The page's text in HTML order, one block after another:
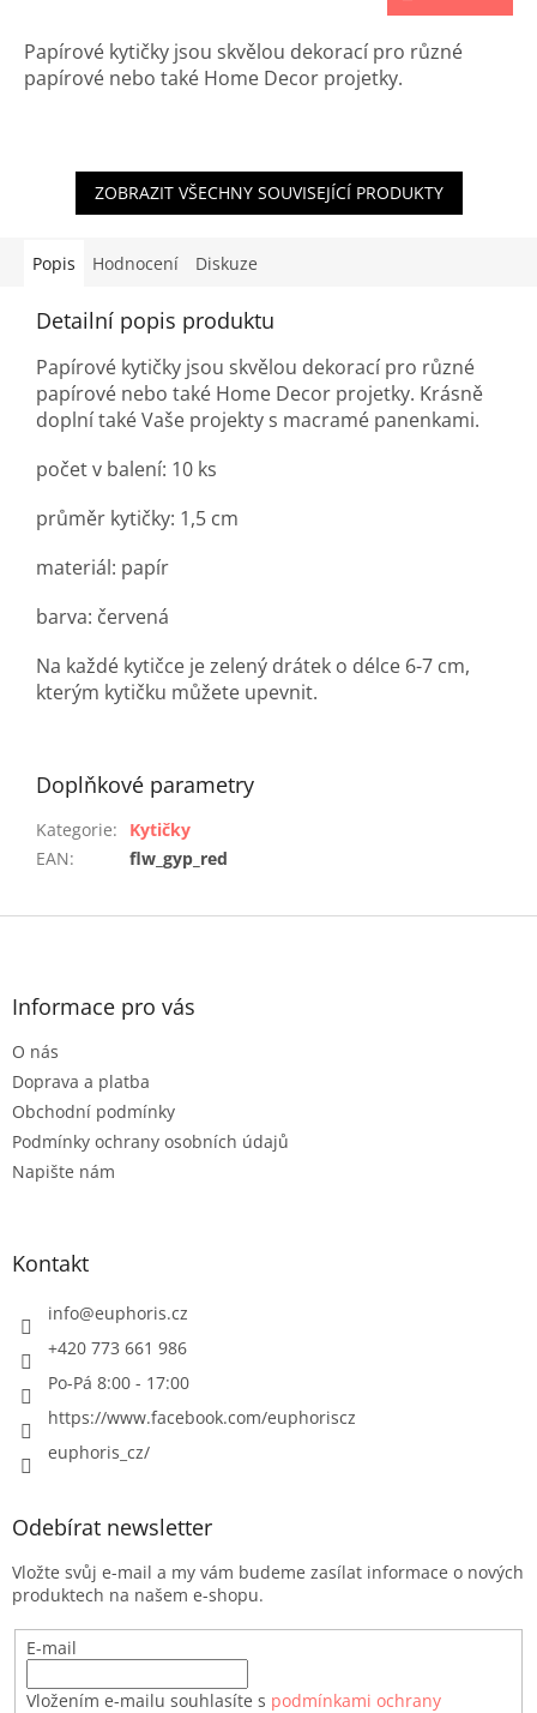
Papírové kytičky jsou skvělou dekorací pro různé
papírové nebo také Home Decor projetky.
ZOBRAZIT VŠECHNY SOUVISEJÍCÍ PRODUKTY
Popis Hodnocení Diskuze
Detailní popis produktu
Papírové kytičky jsou skvělou dekorací pro různé
papírové nebo také Home Decor projetky. Krásně
doplní také Vaše projekty s macramé panenkami.
počet v balení: 10 ks
průměr kytičky: 1,5 cm
materiál: papír
barva: červená
Na každé kytičce je zelený drátek o délce 6-7 cm,
kterým kytičku můžete upevnit.
Doplňkové parametry
Kategorie:
Kytičky
EAN: flw_gyp_red
Z
Informace pro vás
O nás
Doprava a platba
Obchodní podmínky
Podmínky ochrany osobních údajů
Napište nám
Kontakt
info@euphoris.cz
+420 773 661 986
Po-Pá 8:00 - 17:00
https://www.facebook.com/euphoriscz
euphoris_cz/
Odebírat newsletter
Vložte svůj e-mail a my vám budeme zasílat informace o nových
produktech na našem e-shopu.
E-mail
Vložením e-mailu souhlasíte s podmínkami ochrany